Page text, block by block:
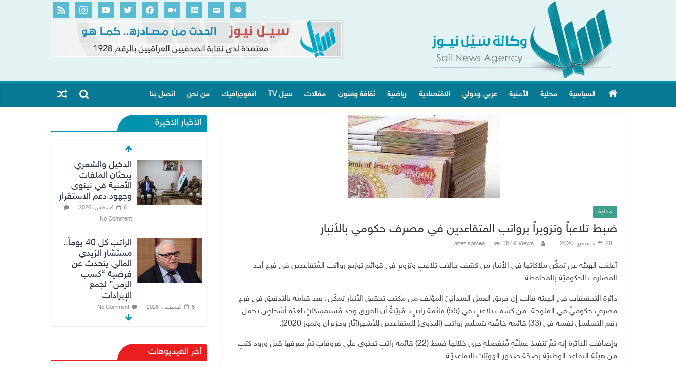
السياسية محلية الأمنية عربي ودولي الاقتصادية رياضية ثقافة وفنون مقالات سيل TV انفوجرافيك من نحن اتصل بنا
محلية
ضبط تلاعباً وتزويراً برواتب المتقاعدين في مصرف حكومي بالأنبار
20 ديسمبر، 2020 azez samea 1649 Views
أعلنت الهيئة عن تمكُّن ملاكاتها في الأنبار من كشف حالات تلاعبٍ وتزويرٍ في قوائم توزيع رواتب المُتقاعدين في فرع أحد
المصارف الحكوميَّة بالمحافظة.
دائرة التحقيقات في الهيئة قالت إن فريق العمل الميدانيّ المؤلف من مكتب تحقيق الأنبار تمكَّن، بعد قيامه بالتدقيق في فرع
مصرفٍ حكوميٍّ في الفلوجة، من كشف تلاعبٍ في (55) قائمة راتبٍ، مُبيّنةً أن الفريق وجد مُستمسكاتٍ لعدَّة أشخاصٍ تحمل
رقم التسلسل نفسه في (33) قائمة خاصَّة بتسليم رواتب (اليدوي) للمتقاعدين للأشهر(أيَّار وحزيران وتموز 2020).
وإضافت الدائرة إنه تمَّ تنفيذ عمليَّةٍ مُنفصلةٍ جرى خلالها ضبط (22) قائمة راتبٍ تحتوي على فروقاتٍ تمَّ صرفها قبل ورود كتبٍ
من هيئة التقاعد الوطنيَّة بصحَّة صدور الهويَّات التقاعديَّـة.
الأخبار الأخيرة
الدخيل والشمري
يبحثان الملفات
الأمنية في نينوى
وجهود دعم الاستقرار
6 أغسطس، 2026
No Comment
الراتب كل 40 يوماً..
مستشار الزيدي
المالي يتحدث عن
فرضية “كسب
الزمن” لجمع
الإيرادات
6 أغسطس، 2026 No Comment
بشأن الوزارات
الشاغرة لحين تسمية
الوزراء
آخر الفيديوهات